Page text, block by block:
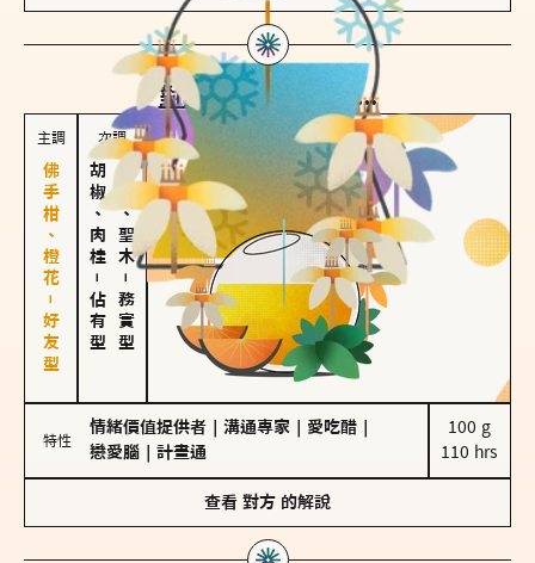
對方的主調蠟燭是...
主調
佛手柑、橙花－好友型
次調
胡椒、肉桂
－
佔有型
雪松、聖木
－
務實型
特性
情緒價值提供者 溝通專家 愛吃醋
戀愛腦
計畫通
100 g
110 hrs
查看 對方 的解說